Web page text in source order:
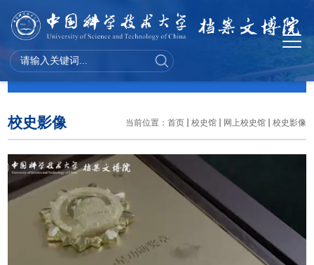
校史馆
校史影像 当前位置： 首页 校史馆 网上校史馆 校史影像